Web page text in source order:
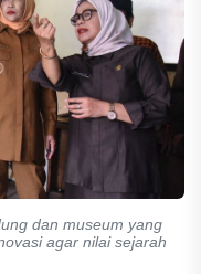
dan museum yang
agar nilai sejarah